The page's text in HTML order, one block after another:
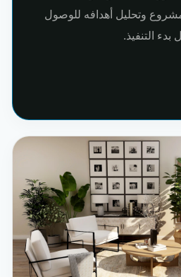
وتحليل أهدافه للوصول
التنفيذ.